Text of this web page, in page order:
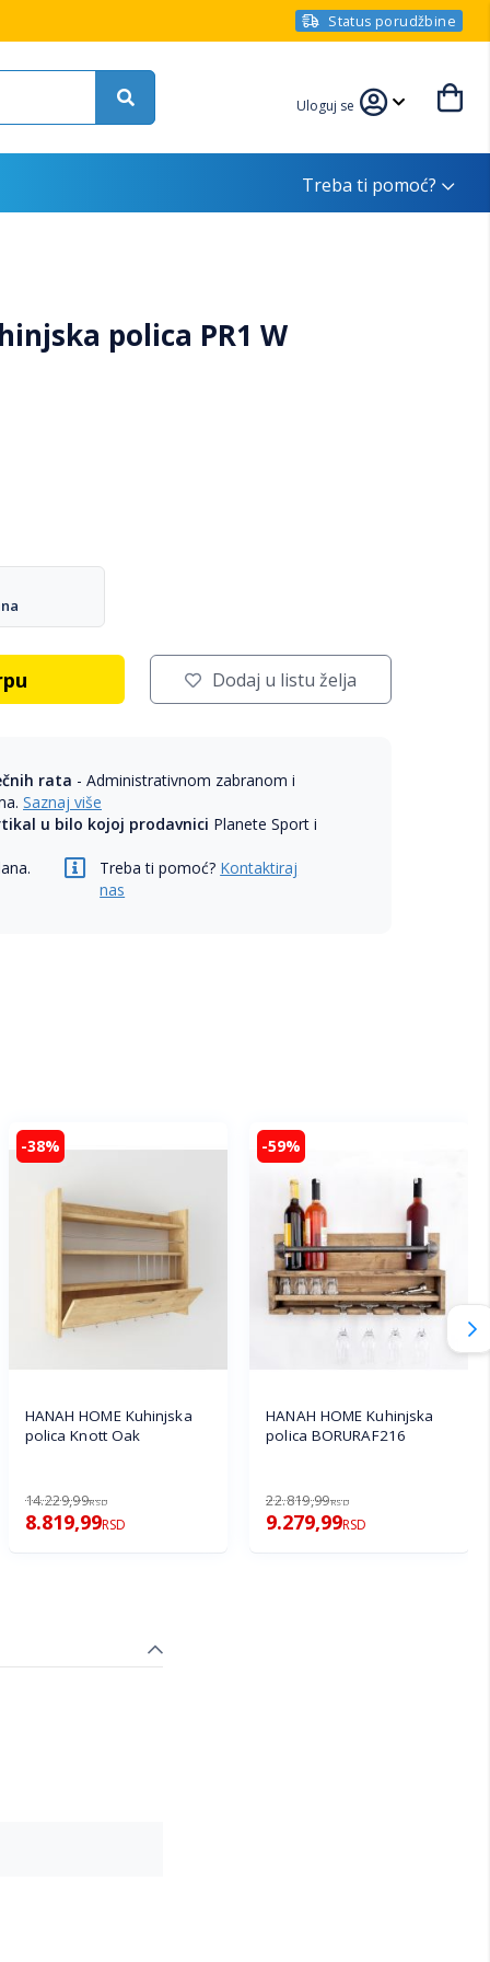
Status porudžbine
Uloguj se
Treba ti pomoć?
polica PR1 W
Dodaj u listu želja
rata - Administrativnom zabranom i
Saznaj više
u bilo kojoj prodavnici Planete Sport i
Treba ti pomoć? Kontaktiraj
nas
-38%
HANAH HOME Kuhinjska
polica Knott Oak
14.229,99RSD
8.819,99RSD
-59%
HANAH HOME Kuhinjska
polica BORURAF216
22.819,99RSD
9.279,99RSD